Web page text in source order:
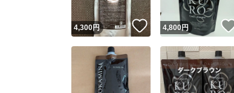
4,300円 いいね！
4,800円